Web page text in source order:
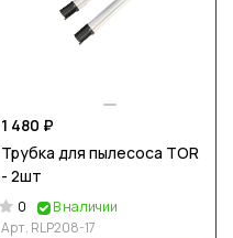
1 480 ₽
Трубка для пылесоса TOR
- 2шт
0
В наличии
Арт. RLP208-17